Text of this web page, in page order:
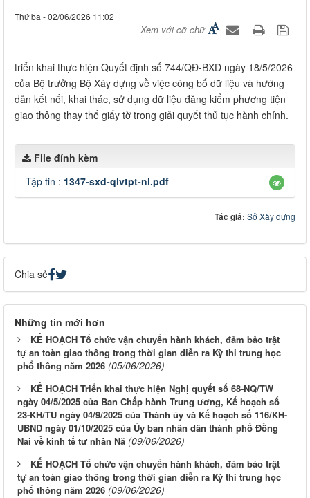
Thứ ba - 02/06/2026 11:02
Xem với cỡ chữ
triển khai thực hiện Quyết định số 744/QĐ-BXD ngày 18/5/2026
của Bộ trưởng Bộ Xây dựng về việc công bố dữ liệu và hướng
dẫn kết nối, khai thác, sử dụng dữ liệu đăng kiểm phương tiện
giao thông thay thế giấy tờ trong giải quyết thủ tục hành chính.
File đính kèm
Tập tin : 1347-sxd-qlvtpt-nl.pdf
Tác giả: Sở Xây dựng
Chia sẻ
Những tin mới hơn
KẾ HOẠCH Tổ chức vận chuyển hành khách, đảm bảo trật
tự an toàn giao thông trong thời gian diễn ra Kỳ thi trung học
phổ thông năm 2026 (05/06/2026)
KẾ HOẠCH Triển khai thực hiện Nghị quyết số 68-NQ/TW
ngày 04/5/2025 của Ban Chấp hành Trung ương, Kế hoạch số
23-KH/TU ngày 04/9/2025 của Thành ủy và Kế hoạch số 116/KH-
UBND ngày 01/10/2025 của Ủy ban nhân dân thành phố Đồng
Nai về kinh tế tư nhân Nă (09/06/2026)
KẾ HOẠCH Tổ chức vận chuyển hành khách, đảm bảo trật
tự an toàn giao thông trong thời gian diễn ra Kỳ thi trung học
phổ thông năm 2026 (09/06/2026)